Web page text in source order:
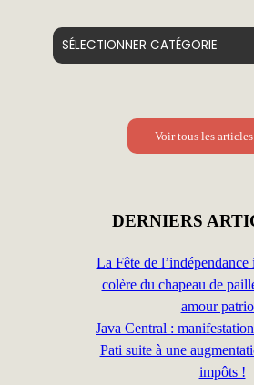
Voir tous les articles
DERNIERS
La Fête de l’indépendance
colère du chapeau de
amour
Java Central :
Pati suite à une
impôts !